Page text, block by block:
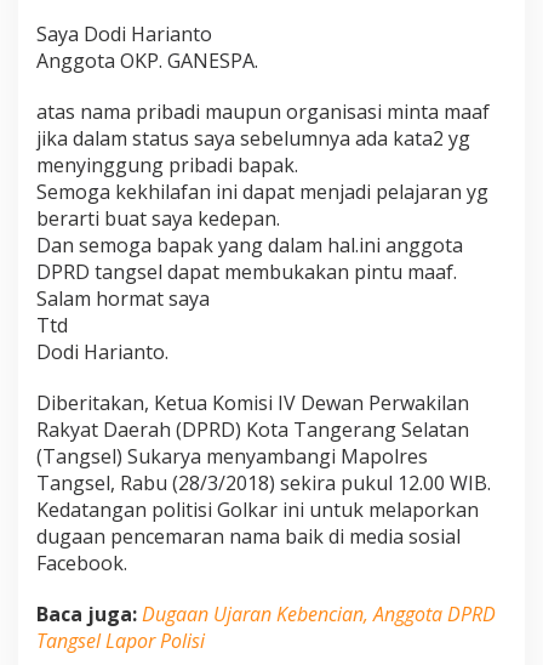
Saya Dodi Harianto
Anggota OKP. GANESPA.
atas nama pribadi maupun organisasi minta maaf
jika dalam status saya sebelumnya ada kata2 yg
menyinggung pribadi bapak.
Semoga kekhilafan ini dapat menjadi pelajaran yg
berarti buat saya kedepan.
Dan semoga bapak yang dalam hal.ini anggota
DPRD tangsel dapat membukakan pintu maaf.
Salam hormat saya
Ttd
Dodi Harianto.
Diberitakan, Ketua Komisi IV Dewan Perwakilan
Rakyat Daerah (DPRD) Kota Tangerang Selatan
(Tangsel) Sukarya menyambangi Mapolres
Tangsel, Rabu (28/3/2018) sekira pukul 12.00 WIB.
Kedatangan politisi Golkar ini untuk melaporkan
dugaan pencemaran nama baik di media sosial
Facebook.
Baca juga:Dugaan Ujaran Kebencian, Anggota DPRD
Tangsel Lapor Polisi